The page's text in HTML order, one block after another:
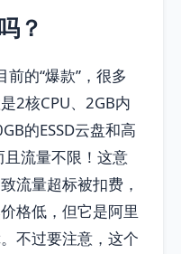
？
的“爆款”，很多
2核CPU、2GB内
的ESSD云盘和高
流量不限！这意
流量超标被扣费，
格低，但它是阿里
不过要注意，这个